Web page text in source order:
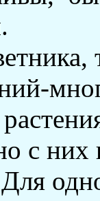
с них